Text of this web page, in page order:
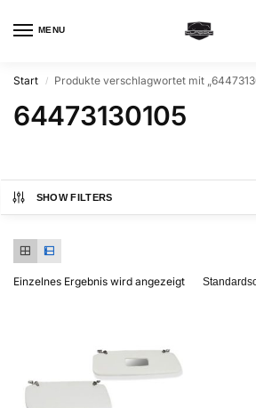
MENU
Start / Produkte verschlagwortet mit
64473130105
SHOW FILTERS
Einzelnes Ergebnis wird angezeigt